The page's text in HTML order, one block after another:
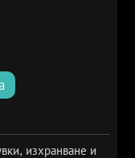
изхранване и